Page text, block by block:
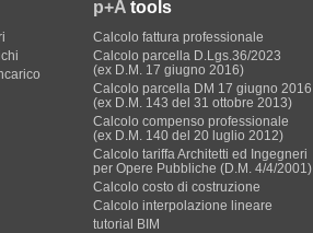
p+A tools
Calcolo fattura professionale
Calcolo parcella D.Lgs.36/2023
(ex D.M. 17 giugno 2016)
Calcolo parcella DM 17 giugno 2016
(ex D.M. 143 del 31 ottobre 2013)
Calcolo compenso professionale
(ex D.M. 140 del 20 luglio 2012)
Calcolo tariffa Architetti ed Ingegneri
per Opere Pubbliche (D.M. 4/4/2001)
Calcolo costo di costruzione
Calcolo interpolazione lineare
tutorial BIM